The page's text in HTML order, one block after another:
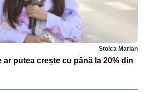
Stoica Marian
ar putea crește cu până la 20% din